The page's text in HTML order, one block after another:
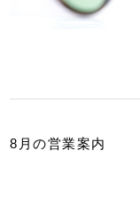
8月の営業案内